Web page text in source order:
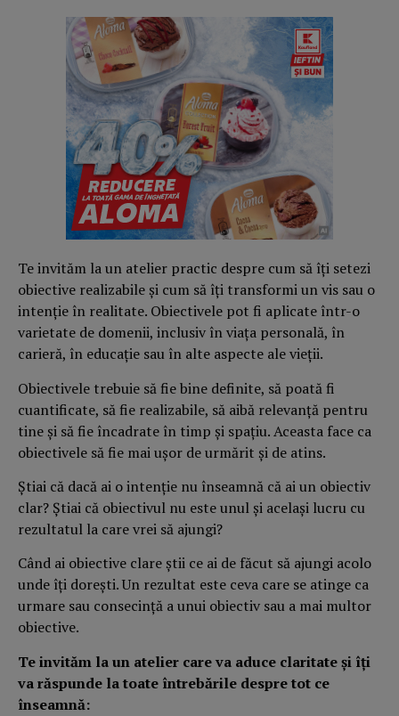
Te invităm la un atelier practic despre cum să îţi setezi
obiective realizabile şi cum să îţi transformi un vis sau o
intenţie în realitate. Obiectivele pot fi aplicate într-o
varietate de domenii, inclusiv în viaţa personală, în
carieră, în educaţie sau în alte aspecte ale vieţii.
Obiectivele trebuie să fie bine definite, să poată fi
cuantificate, să fie realizabile, să aibă relevanţă pentru
tine şi să fie încadrate în timp şi spaţiu. Aceasta face ca
obiectivele să fie mai uşor de urmărit şi de atins.
Ştiai că dacă ai o intenţie nu înseamnă că ai un obiectiv
clar? Ştiai că obiectivul nu este unul şi acelaşi lucru cu
rezultatul la care vrei să ajungi?
Când ai obiective clare ştii ce ai de făcut să ajungi acolo
unde îţi doreşti. Un rezultat este ceva care se atinge ca
urmare sau consecinţă a unui obiectiv sau a mai multor
obiective.
Te invităm la un atelier care va aduce claritate şi îţi
va răspunde la toate întrebările despre tot ce
înseamnă: